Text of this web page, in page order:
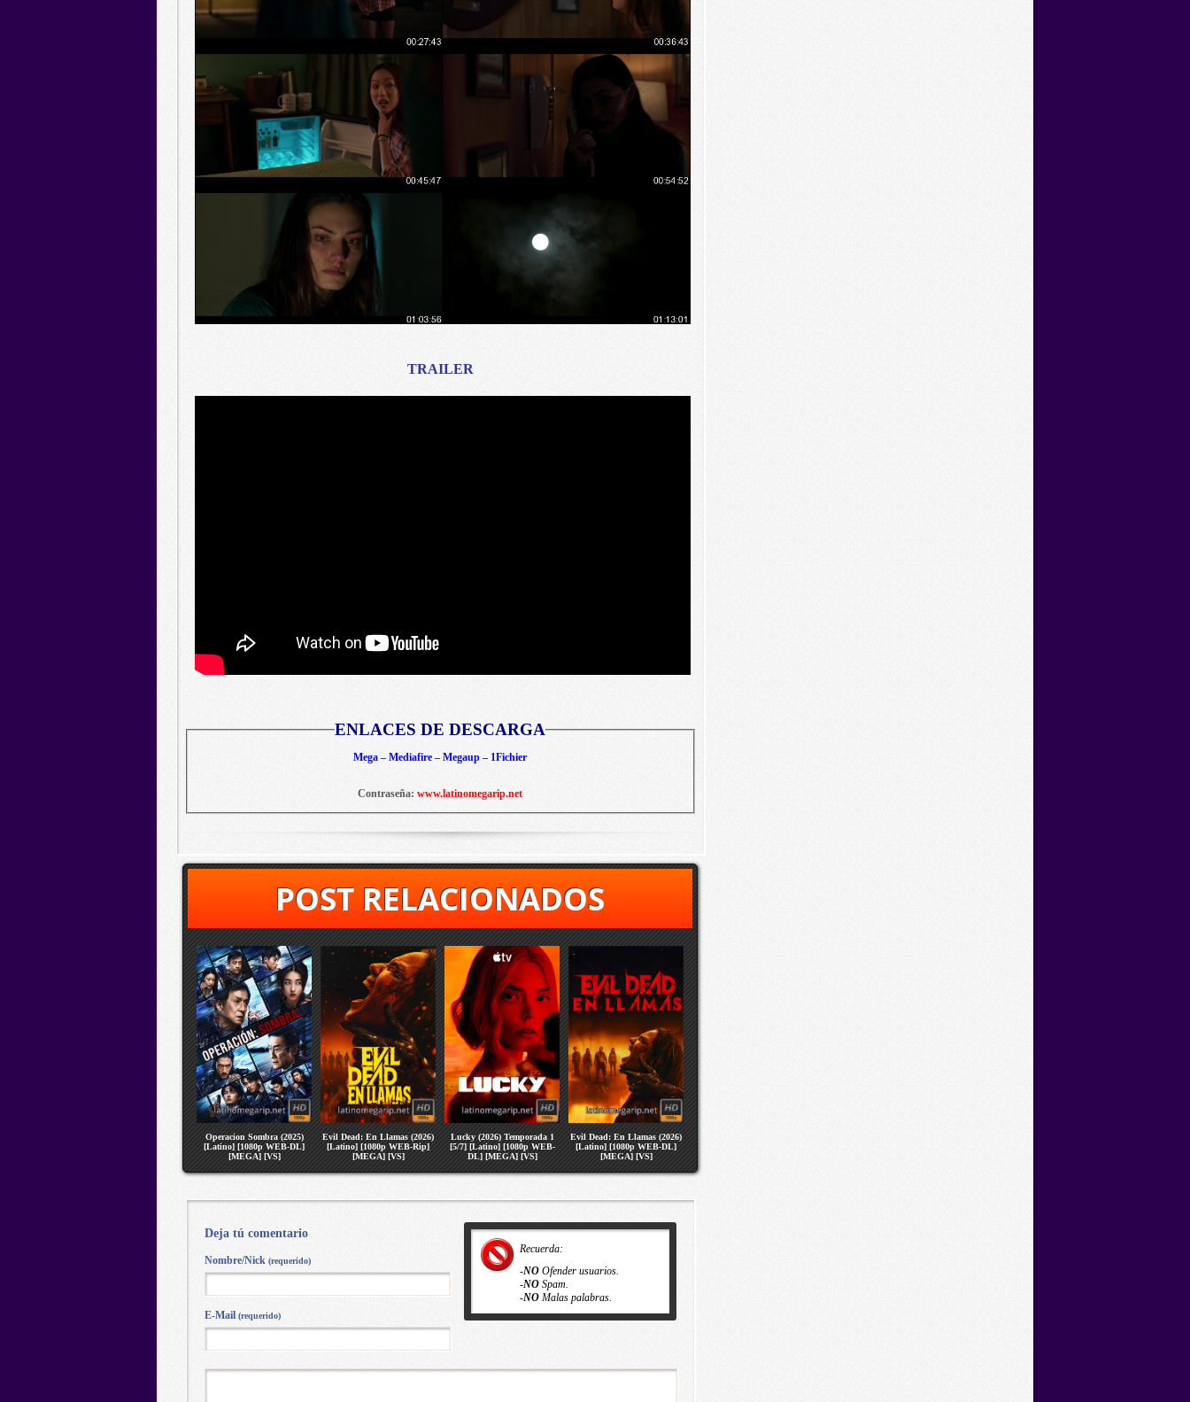
TRAILER
ENLACES DE DESCARGA
Mega – Mediafire – Megaup – 1Fichier
Contraseña: www.latinomegarip.net
POST RELACIONADOS
Operacion Sombra (2025)
[Latino] [1080p WEB-DL]
[MEGA] [VS]
Evil Dead: En Llamas (2026)
[Latino] [1080p WEB-Rip]
[MEGA] [VS]
Lucky (2026) Temporada 1
[5/7] [Latino] [1080p WEB-
DL] [MEGA] [VS]
Evil Dead: En Llamas (2026)
[Latino] [1080p WEB-DL]
[MEGA] [VS]
Recuerda:
-NO Ofender usuarios.
-NO Spam.
-NO Malas palabras.
Deja tú comentario
Nombre/Nick (requerido)
E-Mail (requerido)